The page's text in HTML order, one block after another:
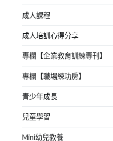
成人課程
成人培訓心得分享
專欄【企業教育訓練專刊】
專欄【職場練功房】
青少年成長
兒童學習
Mini幼兒教養